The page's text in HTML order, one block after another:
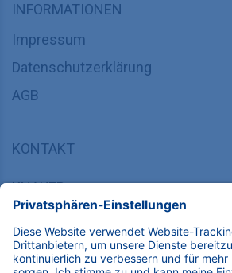
INFORMATIONEN
Impressum
Datenschutzerklärung
AGB
KONTAKT
KNAUER
Wissenschaftliche Geräte GmbH,
Hegauer Weg 37/38, 14163 Berlin,
sales@knauer.net